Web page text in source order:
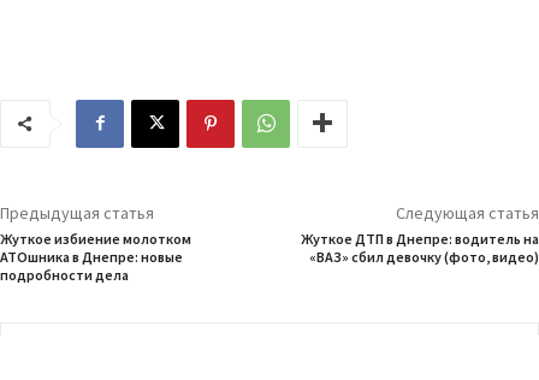
Предыдущая статья
Жуткое избиение молотком
АТОшника в Днепре: новые
подробности дела
Следующая статья
Жуткое ДТП в Днепре: водитель на
«ВАЗ» сбил девочку (фото, видео)